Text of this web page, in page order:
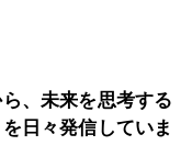
、未来を思考する
日々発信していま